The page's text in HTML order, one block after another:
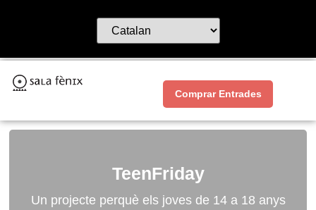
Comprar Entrades
TeenFriday
Un projecte perquè els joves de 14 a 18 anys